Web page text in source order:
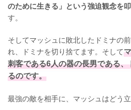
のために生きる」という強迫観念を
す。
そしてマッシュに敗北したドミナの
れ、ドミナを切り捨てます。そして
刺客である6人の器の長男である
るのです。